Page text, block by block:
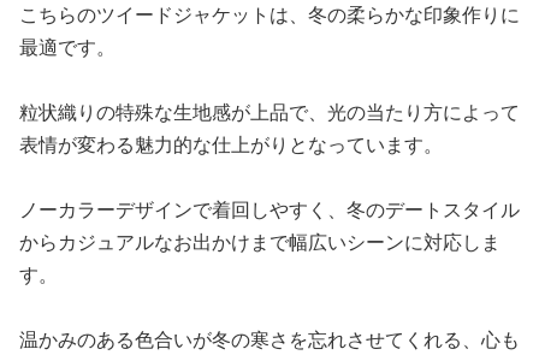
こちらのツイードジャケットは、冬の柔らかな印象作りに
最適です。
粒状織りの特殊な生地感が上品で、光の当たり方によって
表情が変わる魅力的な仕上がりとなっています。
ノーカラーデザインで着回しやすく、冬のデートスタイル
からカジュアルなお出かけまで幅広いシーンに対応しま
す。
温かみのある色合いが冬の寒さを忘れさせてくれる、心も